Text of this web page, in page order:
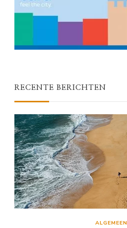
RECENTE BERICHTEN
ALGEMEEN